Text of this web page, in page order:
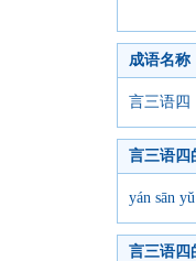
成语名称
言三语四
言三语四
yán sān
言三语四